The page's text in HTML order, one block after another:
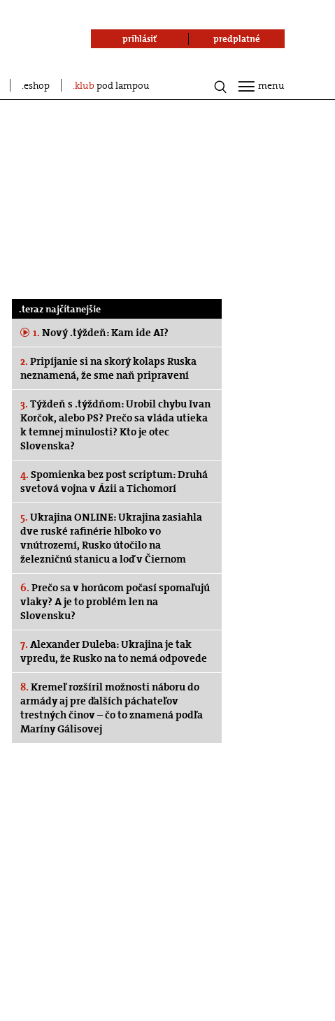
eshop klubpod lampou
prihlásiť predplatné
menu
.teraz najčítanejšie
1. Nový .týždeň: Kam ide AI?
2. Pripíjanie si na skorý kolaps Ruska
neznamená, že sme naň pripravení
3. Týždeň s .týždňom: Urobil chybu Ivan
Korčok, alebo PS? Prečo sa vláda utieka
k temnej minulosti? Kto je otec
Slovenska?
4. Spomienka bez post scriptum: Druhá
svetová vojna v Ázii a Tichomorí
5. Ukrajina ONLINE: Ukrajina zasiahla
dve ruské rafinérie hlboko vo
vnútrozemí, Rusko útočilo na
železničnú stanicu a loď v Čiernom
6. Prečo sa v horúcom počasí spomaľujú
vlaky? A je to problém len na
Slovensku?
7. Alexander Duleba: Ukrajina je tak
vpredu, že Rusko na to nemá odpovede
8. Kremeľ rozšíril možnosti náboru do
armády aj pre ďalších páchateľov
trestných činov – čo to znamená podľa
Maríny Gálisovej